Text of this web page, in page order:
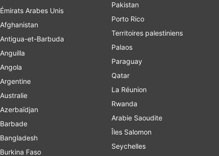
Émirats Arabes Unis
Afghanistan
Antigua-et-Barbuda
Anguilla
Angola
Argentine
Australie
Azerbaïdjan
Barbade
Bangladesh
Burkina Faso
Pakistan
Porto Rico
Territoires palestiniens
Palaos
Paraguay
Qatar
La Réunion
Rwanda
Arabie Saoudite
Îles Salomon
Seychelles